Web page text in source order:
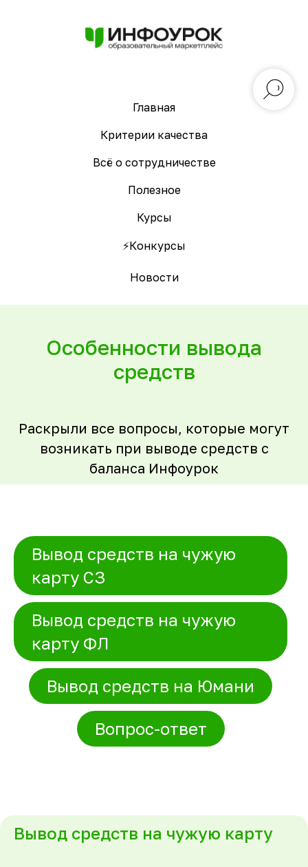
Главная
Критерии качества
Всё о сотрудничестве
Полезное
Курсы
⚡️Конкурсы
Новости
Особенности вывода
средств
Раскрыли все вопросы, которые могут
возникать при выводе средств с
баланса Инфоурок
Вывод средств на чужую
карту СЗ
Вывод средств на чужую
карту ФЛ
Вывод средств на Юмани
Вопрос-ответ
Вывод средств на чужую карту